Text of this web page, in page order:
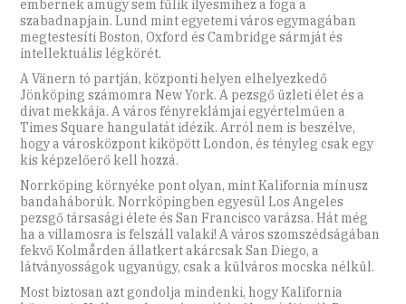
embernek amúgy sem fűlik ilyesmihez a foga a
szabadnapjain. Lund mint egyetemi város egymagában
megtestesíti Boston, Oxford és Cambridge sármját és
intellektuális légkörét.
A Vänern tó partján, központi helyen elhelyezkedő
Jönköping számomra New York. A pezsgő üzleti élet és a
divat mekkája. A város fényreklámjai egyértelműen a
Times Square hangulatát idézik. Arról nem is beszélve,
hogy a városközpont kiköpött London, és tényleg csak egy
kis képzelőerő kell hozzá.
Norrköping környéke pont olyan, mint Kalifornia mínusz
bandaháborúk. Norrköpingben egyesül Los Angeles
pezsgő társasági élete és San Francisco varázsa. Hát még
ha a villamosra is felszáll valaki! A város szomszédságában
fekvő Kolmården állatkert akárcsak San Diego, a
látványosságok ugyanúgy, csak a külváros mocska nélkül.
Most biztosan azt gondolja mindenki, hogy Kalifornia